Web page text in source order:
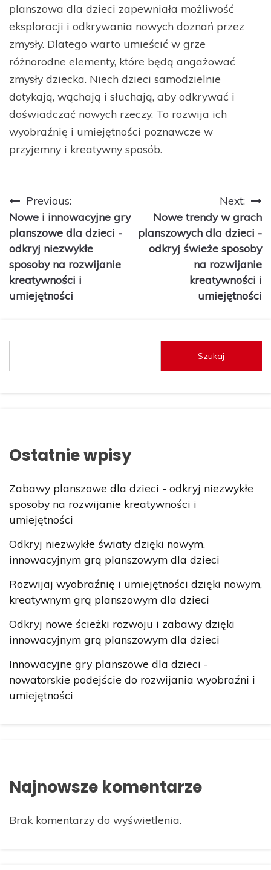
planszowa dla dzieci zapewniała możliwość
eksploracji i odkrywania nowych doznań przez
zmysły. Dlatego warto umieścić w grze
różnorodne elementy, które będą angażować
zmysły dziecka. Niech dzieci samodzielnie
dotykają, wąchają i słuchają, aby odkrywać i
doświadczać nowych rzeczy. To rozwija ich
wyobraźnię i umiejętności poznawcze w
przyjemny i kreatywny sposób.
Nawigacja
wpisu
Previous:
Nowe i innowacyjne gry
planszowe dla dzieci -
odkryj niezwykłe
sposoby na rozwijanie
kreatywności i
umiejętności
Next:
Nowe trendy w grach
planszowych dla dzieci -
odkryj świeże sposoby
na rozwijanie
kreatywności i
umiejętności
Szukaj
Ostatnie wpisy
Zabawy planszowe dla dzieci - odkryj niezwykłe
sposoby na rozwijanie kreatywności i
umiejętności
Odkryj niezwykłe światy dzięki nowym,
innowacyjnym grą planszowym dla dzieci
Rozwijaj wyobraźnię i umiejętności dzięki nowym,
kreatywnym grą planszowym dla dzieci
Odkryj nowe ścieżki rozwoju i zabawy dzięki
innowacyjnym grą planszowym dla dzieci
Innowacyjne gry planszowe dla dzieci -
nowatorskie podejście do rozwijania wyobraźni i
umiejętności
Najnowsze komentarze
Brak komentarzy do wyświetlenia.